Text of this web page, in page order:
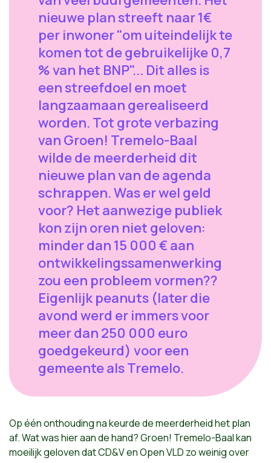
nieuwe plan streeft naar 1€
per inwoner "om uiteindelijk te
komen tot de gebruikelijke 0,7
% van het BNP"... Dit alles is
een streefdoel en moet
langzaamaan gerealiseerd
worden. Tot grote verbazing
van Groen! Tremelo-Baal
wilde de meerderheid dit
nieuwe plan van de agenda
schrappen. Was er wel geld
voor? Het aanwezige publiek
kon zijn oren niet geloven:
minder dan 15 000 € aan
ontwikkelingssamenwerking
zou een probleem vormen??
Eigenlijk peanuts (later die
avond werd er immers voor
meer dan 250 000 euro
goedgekeurd) voor een
gemeente als Tremelo.
Op één onthouding na keurde de meerderheid het plan
af. Wat was hier aan de hand? Groen! Tremelo-Baal kan
moeilijk geloven dat CD&V en Open VLD zo weinig over